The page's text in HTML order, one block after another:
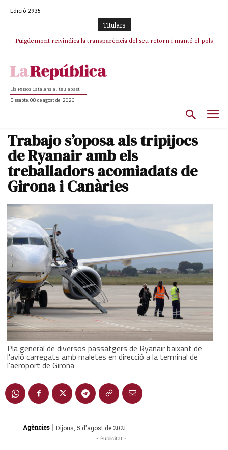
Edició 2935
TItulars
Puigdemont reivindica la transparència del seu retorn i manté el pols
Portugal acusa Espanya de provocar un “efecte crida” massiu per la seva
Els Països Catalans al teu abast
Dissabte, 08 de agost del 2026
Trabajo s’oposa als tripijocs
de Ryanair amb els
treballadors acomiadats de
Girona i Canàries
Pla general de diversos passatgers de Ryanair baixant de
l'avió carregats amb maletes en direcció a la terminal de
l'aeroport de Girona
Agències | Dijous, 5 d'agost de 2021
- Publicitat -